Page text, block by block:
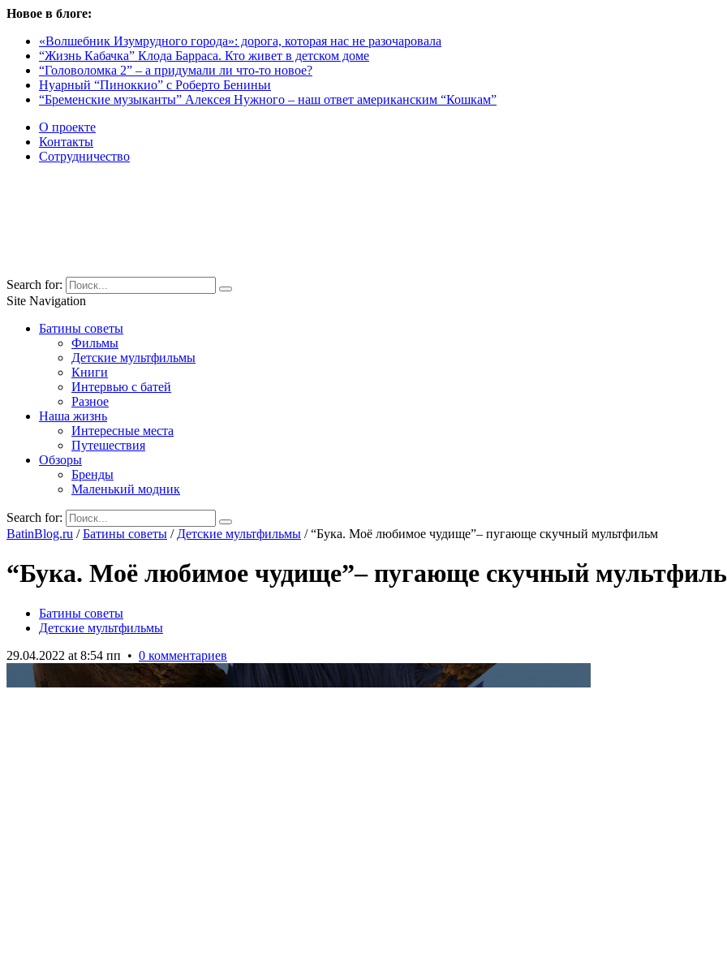
Новое в блоге:
«Волшебник Изумрудного города»: дорога, которая нас не разочаровала
“Жизнь Кабачка” Клода Барраса. Кто живет в детском доме
“Головоломка 2” – а придумали ли что-то новое?
Нуарный “Пиноккио” с Роберто Бениньи
“Бременские музыканты” Алексея Нужного – наш ответ американским “Кошкам”
О проекте
Контакты
Сотрудничество
Search for:
Site Navigation
Батины советы
Фильмы
Детские мультфильмы
Книги
Интервью с батей
Разное
Наша жизнь
Интересные места
Путешествия
Обзоры
Бренды
Маленький модник
Search for:
BatinBlog.ru /Батины советы / Детские мультфильмы /“Бука. Моё любимое чудище”– пугающе скучный мультфильм
“Бука. Моё любимое чудище”– пугающе скучный
Батины советы
Детские мультфильмы
29.04.2022 at 8:54 пп • 0 комментариев